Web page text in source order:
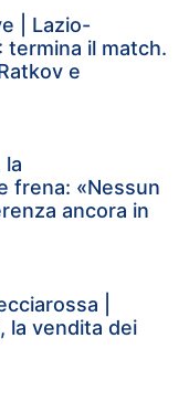
| Lazio-
termina il match.
e
la
frena: «Nessun
ancora in
|
la vendita dei